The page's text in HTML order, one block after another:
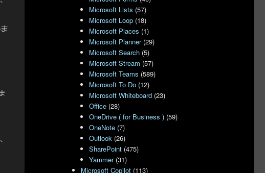
Microsoft Lists (57)
Microsoft Loop (18)
Microsoft Places (1)
Microsoft Planner(29)
Microsoft Search (5)
Microsoft Stream (57)
Microsoft Teams (589)
Microsoft To Do (12)
Microsoft Whiteboard (23)
Office (28)
OneDrive ( for Business ) (59)
OneNote (7)
Outlook (26)
SharePoint (475)
Yammer(31)
Microsoft Copilot (113)